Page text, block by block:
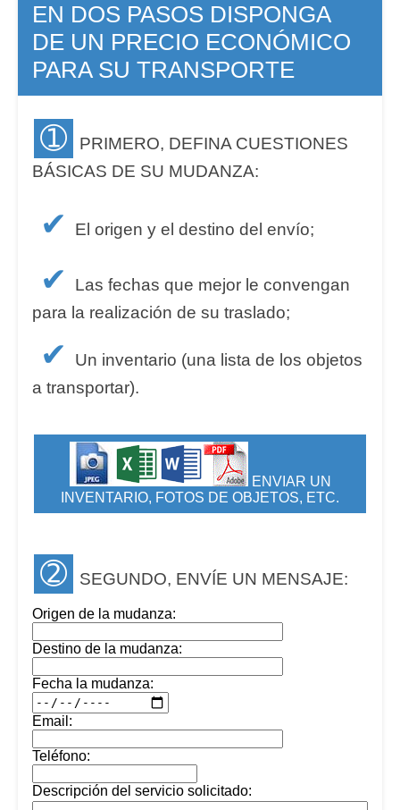
EN DOS PASOS DISPONGA
DE UN PRECIO ECONÓMICO
PARA SU TRANSPORTE
➀
PRIMERO, DEFINA CUESTIONES
BÁSICAS DE SU MUDANZA:
✔ El origen y el destino del envío;
✔
Las fechas que mejor le convengan
para la realización de su traslado;
✔
Un inventario (una lista de los objetos
a transportar).
ENVIAR UN
INVENTARIO, FOTOS DE OBJETOS, ETC.
➁ SEGUNDO, ENVÍE UN MENSAJE:
Origen de la mudanza:
Destino de la mudanza:
Fecha la mudanza:
Email:
Teléfono:
Descripción del servicio solicitado: